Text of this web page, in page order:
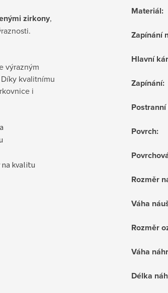
zirkony,
výrazným
kvalitnímu
i
na kvalitu
Materiál:
Zapínání
Hlavní
Zapínání:
Povrch:
Rozměr
Váha
Rozměr
Váha
Délka